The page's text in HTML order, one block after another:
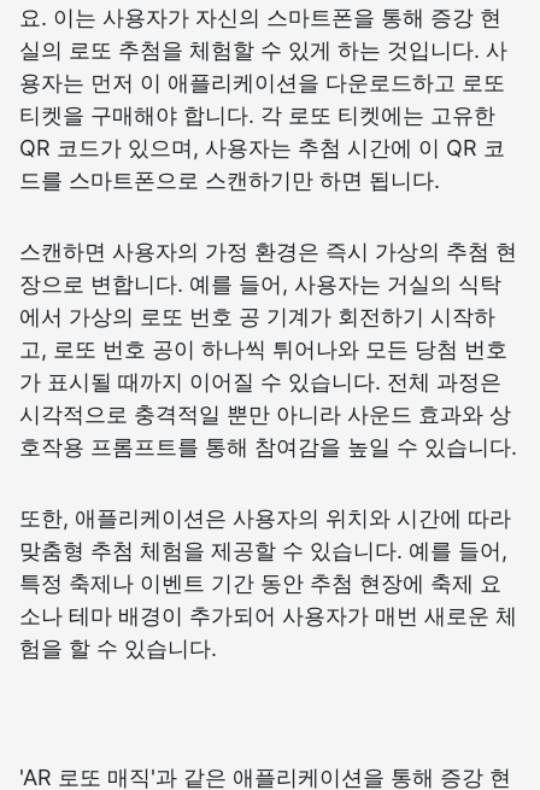
요. 이는 사용자가 자신의 스마트폰을 통해 증강 현
실의 로또 추첨을 체험할 수 있게 하는 것입니다. 사
용자는 먼저 이 애플리케이션을 다운로드하고 로또
티켓을 구매해야 합니다. 각 로또 티켓에는 고유한
QR 코드가 있으며, 사용자는 추첨 시간에 이 QR 코
드를 스마트폰으로 스캔하기만 하면 됩니다.
스캔하면 사용자의 가정 환경은 즉시 가상의 추첨 현
장으로 변합니다. 예를 들어, 사용자는 거실의 식탁
에서 가상의 로또 번호 공 기계가 회전하기 시작하
고, 로또 번호 공이 하나씩 튀어나와 모든 당첨 번호
가 표시될 때까지 이어질 수 있습니다. 전체 과정은
시각적으로 충격적일 뿐만 아니라 사운드 효과와 상
호작용 프롬프트를 통해 참여감을 높일 수 있습니다.
또한, 애플리케이션은 사용자의 위치와 시간에 따라
맞춤형 추첨 체험을 제공할 수 있습니다. 예를 들어,
특정 축제나 이벤트 기간 동안 추첨 현장에 축제 요
소나 테마 배경이 추가되어 사용자가 매번 새로운 체
험을 할 수 있습니다.
'AR 로또 매직'과 같은 애플리케이션을 통해 증강 현